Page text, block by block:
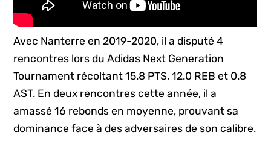
Avec Nanterre en 2019-2020, il a disputé 4
rencontres lors du Adidas Next Generation
Tournament récoltant 15.8 PTS, 12.0 REB et 0.8
AST. En deux rencontres cette année, il a
amassé 16 rebonds en moyenne, prouvant sa
dominance face à des adversaires de son calibre.